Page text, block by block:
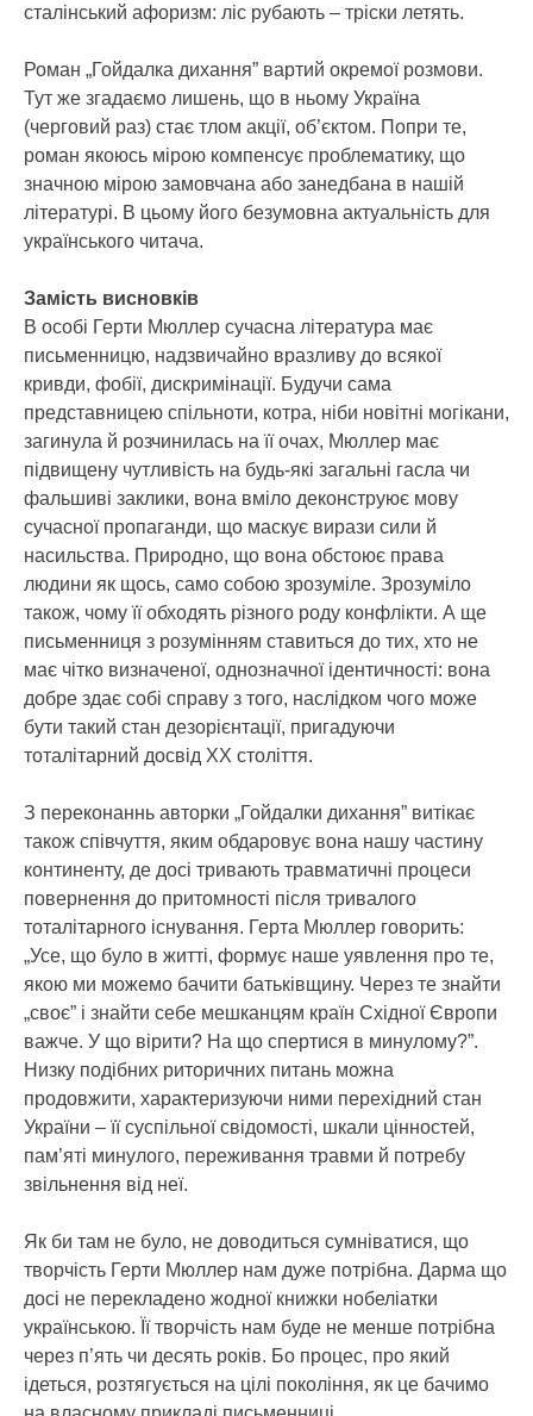
сталінський афоризм: ліс рубають – тріски летять.
Роман „Гойдалка дихання” вартий окремої розмови.
Тут же згадаємо лишень, що в ньому Україна
(черговий раз) стає тлом акції, об’єктом. Попри те,
роман якоюсь мірою компенсує проблематику, що
значною мірою замовчана або занедбана в нашій
літературі. В цьому його безумовна актуальність для
українського читача.
Замість висновків
В особі Герти Мюллер сучасна література має
письменницю, надзвичайно вразливу до всякої
кривди, фобії, дискримінації. Будучи сама
представницею спільноти, котра, ніби новітні могікани,
загинула й розчинилась на її очах, Мюллер має
підвищену чутливість на будь-які загальні гасла чи
фальшиві заклики, вона вміло деконструює мову
сучасної пропаганди, що маскує вирази сили й
насильства. Природно, що вона обстоює права
людини як щось, само собою зрозуміле. Зрозуміло
також, чому її обходять різного роду конфлікти. А ще
письменниця з розумінням ставиться до тих, хто не
має чітко визначеної, однозначної ідентичності: вона
добре здає собі справу з того, наслідком чого може
бути такий стан дезорієнтації, пригадуючи
тоталітарний досвід ХХ століття.
З переконаннь авторки „Гойдалки дихання” витікає
також співчуття, яким обдаровує вона нашу частину
континенту, де досі тривають травматичні процеси
повернення до притомності після тривалого
тоталітарного існування. Герта Мюллер говорить:
„Усе, що було в житті, формує наше уявлення про те,
якою ми можемо бачити батьківщину. Через те знайти
„своє” і знайти себе мешканцям країн Східної Європи
важче. У що вірити? На що спертися в минулому?”.
Низку подібних риторичних питань можна
продовжити, характеризуючи ними перехідний стан
України – її суспільної свідомості, шкали цінностей,
пам’яті минулого, переживання травми й потребу
звільнення від неї.
Як би там не було, не доводиться сумніватися, що
творчість Герти Мюллер нам дуже потрібна. Дарма що
досі не перекладено жодної книжки нобеліатки
українською. Її творчість нам буде не менше потрібна
через п’ять чи десять років. Бо процес, про який
ідеться, розтягується на цілі покоління, як це бачимо